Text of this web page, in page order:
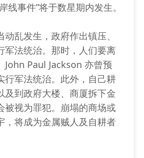
线事件”将于数星期内发生。
乱发生，政府作出镇压、
军法统治。那时，人们要离
John Paul Jackson 亦曾预
行军法统治。此外，自己耕
及到政府大楼、商厦拆下金
被视为罪犯。崩塌的商场或
，将成为金属贼人及自耕者